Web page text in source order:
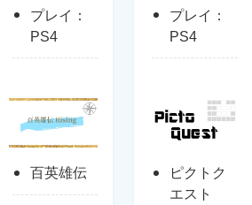
プレイ：
PS4
プレイ：
PS4
百英雄伝
ピクトク
エスト